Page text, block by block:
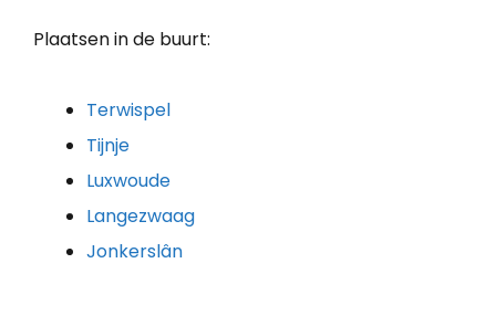
Plaatsen in de buurt:
Terwispel
Tijnje
Luxwoude
Langezwaag
Jonkerslân